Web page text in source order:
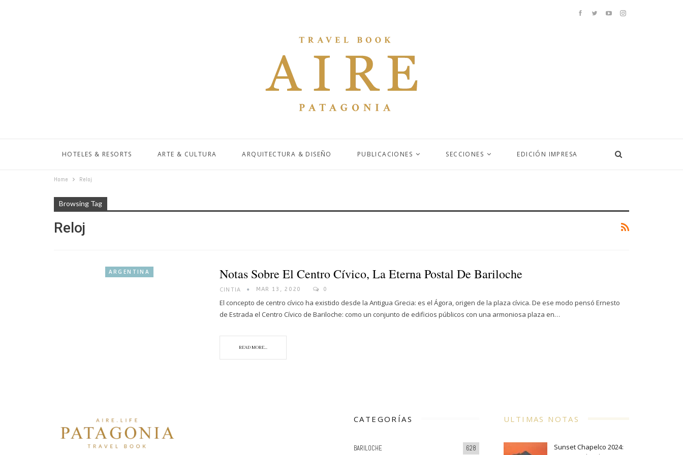
HOTELES & RESORTS ARTE & CULTURA ARQUITECTURA & DISEÑO PUBLICACIONES SECCIONES EDICIÓN IMPRESA
Home Reloj
Browsing Tag
Reloj
ARGENTINA Notas Sobre El Centro Cívico, La Eterna Postal De Bariloche
CINTIA MAR 13, 2020 0
El concepto de centro cívico ha existido desde la Antigua Grecia: es el Ágora, origen de la plaza cívica. De ese modo pensó Ernesto
de Estrada el Centro Cívico de Bariloche: como un conjunto de edificios públicos con una armoniosa plaza en…
READ MORE...
CATEGORÍAS
BARILOCHE 628
ULTIMAS NOTAS
Sunset Chapelco 2024: